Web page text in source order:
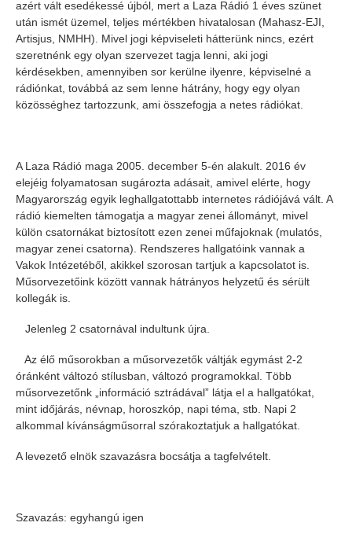
azért vált esedékessé újból, mert a Laza Rádió 1 éves szünet
után ismét üzemel, teljes mértékben hivatalosan (Mahasz-EJI,
Artisjus, NMHH). Mivel jogi képviseleti hátterünk nincs, ezért
szeretnénk egy olyan szervezet tagja lenni, aki jogi
kérdésekben, amennyiben sor kerülne ilyenre, képviselné a
rádiónkat, továbbá az sem lenne hátrány, hogy egy olyan
közösséghez tartozzunk, ami összefogja a netes rádiókat.
A Laza Rádió maga 2005. december 5-én alakult. 2016 év
elejéig folyamatosan sugározta adásait, amivel elérte, hogy
Magyarország egyik leghallgatottabb internetes rádiójává vált. A
rádió kiemelten támogatja a magyar zenei állományt, mivel
külön csatornákat biztosított ezen zenei műfajoknak (mulatós,
magyar zenei csatorna). Rendszeres hallgatóink vannak a
Vakok Intézetéből, akikkel szorosan tartjuk a kapcsolatot is.
Műsorvezetőink között vannak hátrányos helyzetű és sérült
kollegák is.
Jelenleg 2 csatornával indultunk újra.
Az élő műsorokban a műsorvezetők váltják egymást 2-2
óránként változó stílusban, változó programokkal. Több
műsorvezetőnk „információ sztrádával” látja el a hallgatókat,
mint időjárás, névnap, horoszkóp, napi téma, stb. Napi 2
alkommal kívánságműsorral szórakoztatjuk a hallgatókat.
A levezető elnök szavazásra bocsátja a tagfelvételt.
Szavazás: egyhangú igen